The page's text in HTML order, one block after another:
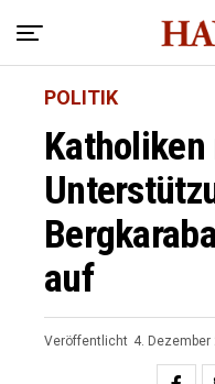
POLITIK
auf
Veröffentlicht 4. Dezember